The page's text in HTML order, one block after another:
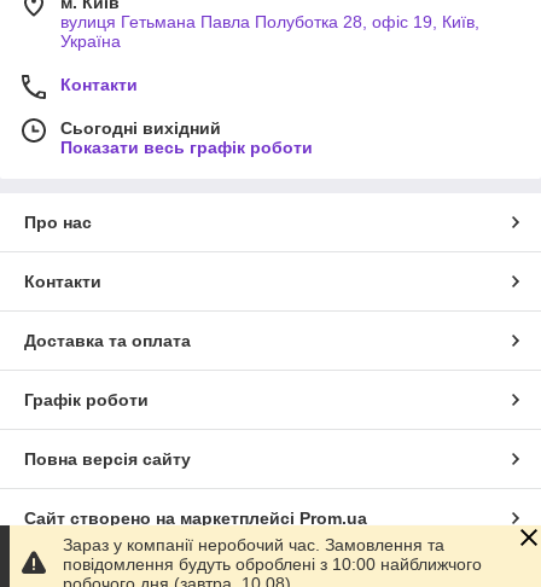
вулиця Гетьмана Павла Полуботка 28, офіс 19, Київ,
Україна
Контакти
Сьогодні вихідний
Показати весь графік роботи
Про нас
Контакти
Доставка та оплата
Графік роботи
Повна версія сайту
Сайт створено на маркетплейсі Prom.ua
Політика конфіденційності
Зараз у компанії неробочий час. Замовлення та
повідомлення будуть оброблені з 10:00 найближчого